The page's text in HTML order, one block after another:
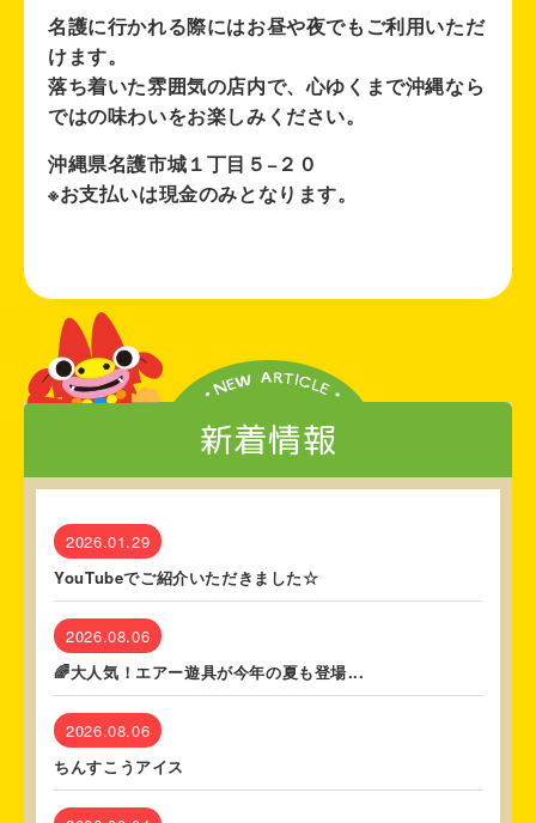
名護に行かれる際にはお昼や夜でもご利用いただ
けます。
落ち着いた雰囲気の店内で、心ゆくまで沖縄なら
ではの味わいをお楽しみください。
沖縄県名護市城１丁目５−２０
※お支払いは現金のみとなります。
新着情報
2026.01.29
YouTubeでご紹介いただきました☆
2026.08.06
🌈大人気！エアー遊具が今年の夏も登場...
2026.08.06
ちんすこうアイス